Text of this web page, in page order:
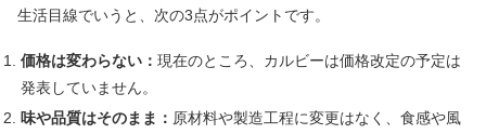
生活目線でいうと、次の3点がポイントです。
価格は変わらない： 現在のところ、カルビーは価格改定の予定は
発表していません。
味や品質はそのまま： 原材料や製造工程に変更はなく、食感や風